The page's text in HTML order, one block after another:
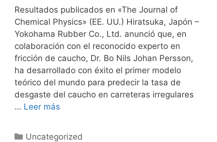
Resultados publicados en «The Journal of
Chemical Physics» (EE. UU.) Hiratsuka, Japón –
Yokohama Rubber Co., Ltd. anunció que, en
colaboración con el reconocido experto en
fricción de caucho, Dr. Bo Nils Johan Persson,
ha desarrollado con éxito el primer modelo
teórico del mundo para predecir la tasa de
desgaste del caucho en carreteras irregulares
… Leer más
Categorías
Uncategorized